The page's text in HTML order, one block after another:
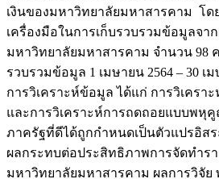
เงินของมหาวิทยาลัยมหาสารคาม โด
เครื่องมือในการเก็บรวบรวมข้อมูลจ
มหาวิทยาลัยมหาสารคาม จำนวน 98 ค
รวบรวมข้อมูล 1 เมษายน 2564 – 30 เ
การวิเคราะห์ข้อมูล ได้แก่ การวิเคร
และการวิเคราะห์การถดถอยแบบพ
ภาครัฐที่ดีได้ถูกกำหนดเป็นตัวแปรอิส
ผลกระทบต่อประสิทธิภาพการจัดทำรา
มหาวิทยาลัยมหาสารคาม ผลการวิจั